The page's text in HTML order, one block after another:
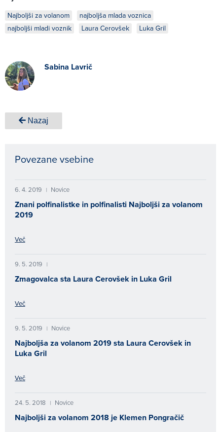
Najboljši za volanom
najboljša mlada voznica
najboljši mladi voznik
Laura Cerovšek Luka Gril
Sabina Lavrič
Nazaj
Povezane vsebine
6. 4. 2019 | Novice
Znani polfinalistke in polfinalisti Najboljši za volanom
2019
Več
9. 5. 2019 |
Zmagovalca sta Laura Cerovšek in Luka Gril
Več
9. 5. 2019 | Novice
Najboljša za volanom 2019 sta Laura Cerovšek in
Luka Gril
Več
24. 5. 2018 | Novice
Najboljši za volanom 2018 je Klemen Pongračič